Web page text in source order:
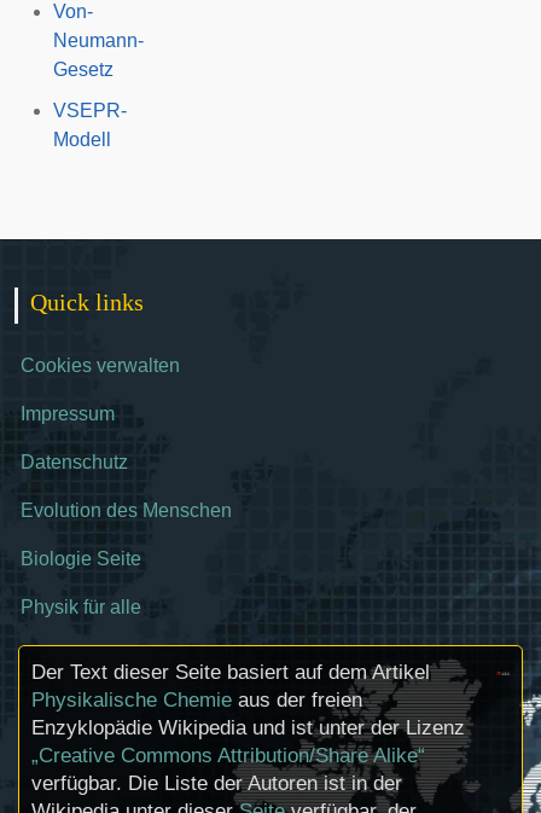
Von-
Neumann-
Gesetz
VSEPR-
Modell
Quick links
Cookies verwalten
Impressum
Datenschutz
Evolution des Menschen
Biologie Seite
Physik für alle
Der Text dieser Seite basiert auf dem Artikel
Physikalische Chemie aus der freien
Enzyklopädie Wikipedia und ist unter der Lizenz
„Creative Commons Attribution/Share Alike“
verfügbar. Die Liste der Autoren ist in der